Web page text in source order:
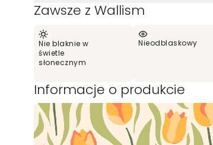
Zawsze z Wallism
Nie blaknie w
świetle
słonecznym
Nieodblaskowy
Informacje o produkcie